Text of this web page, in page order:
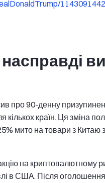
про 90-денну
кількох країн. Ця зміна
мито на товари з
на криптовалютному
в США. Після